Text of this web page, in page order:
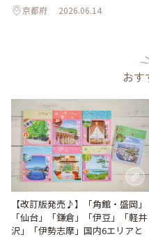
京都府 2026.06.14
おす
【改訂版発売♪】「角館・盛岡」
「仙台」「鎌倉」「伊豆」「軽井
沢」「伊勢志摩」国内6エリアと